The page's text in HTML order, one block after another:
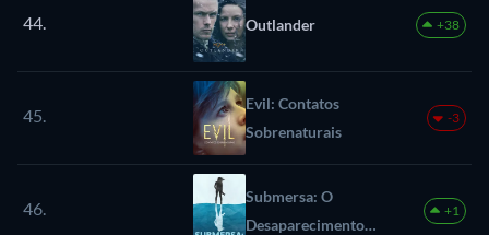
44. Outlander +38
45.
Evil: Contatos
Sobrenaturais
-3
46.
Submersa: O
Desaparecimento
+1